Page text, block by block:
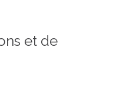
et de